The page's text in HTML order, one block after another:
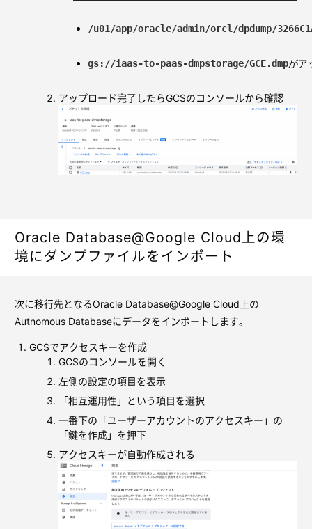
/u01/app/oracle/admin/orcl/dpdump/
gs://iaas-to-paas-dmpstorage/GCE.dmpがア
アップロード完了したらGCSのコンソールから確認
Oracle Database@Google Cloud上の環
境にダンプファイルをインポート
次に移行先となるOracle Database@Google Cloud上の
Autnomous Databaseにデータをインポートします。
GCSでアクセスキーを作成
GCSのコンソールを開く
左側の設定の項目を表示
「相互運用性」という項目を選択
一番下の「ユーザーアカウントのアクセスキー」の
「鍵を作成」を押下
アクセスキーが自動作成される